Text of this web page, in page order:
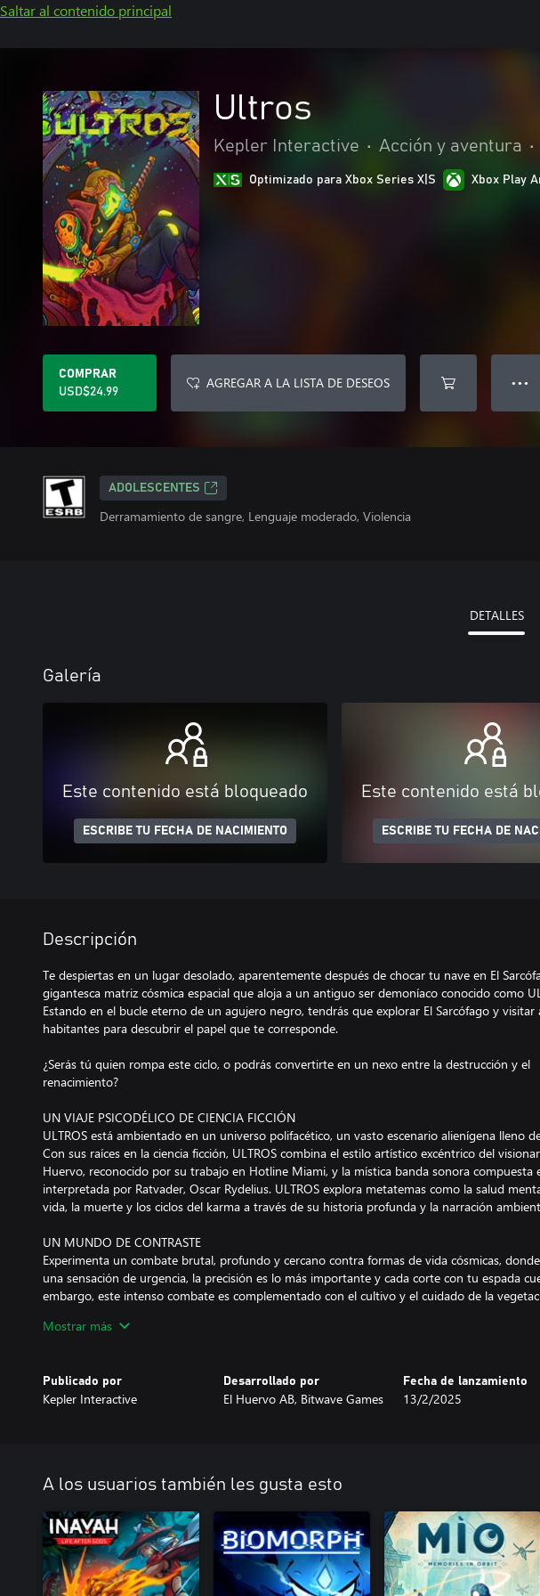
Saltar al contenido principal
Ultros
Kepler Interactive • Acción y aventura •
Optimizado para Xbox Series X|S Xbox Play
COMPRAR
USD$24.99
AGREGAR A LA LISTA DE DESEOS ● ● ●
ADOLESCENTES
Derramamiento de sangre, Lenguaje moderado, Violencia
DETALLES
Galería
Este contenido está bloqueado
ESCRIBE TU FECHA DE NACIMIENTO
Este contenido está
ESCRIBE TU FECHA DE
Descripción
Te despiertas en un lugar desolado, aparentemente después de chocar tu nave en El
gigantesca matriz cósmica espacial que aloja a un antiguo ser demoníaco conocido como
Estando en el bucle eterno de un agujero negro, tendrás que explorar El Sarcófago y visitar
habitantes para descubrir el papel que te corresponde.
¿Serás tú quien rompa este ciclo, o podrás convertirte en un nexo entre la destrucción y el
renacimiento?
UN VIAJE PSICODÉLICO DE CIENCIA FICCIÓN
ULTROS está ambientado en un universo polifacético, un vasto escenario alienígena lleno
Con sus raíces en la ciencia ficción, ULTROS combina el estilo artístico excéntrico del
Huervo, reconocido por su trabajo en Hotline Miami, y la mística banda sonora compuesta
interpretada por Ratvader, Oscar Rydelius. ULTROS explora metatemas como la salud
vida, la muerte y los ciclos del karma a través de su historia profunda y la narración
UN MUNDO DE CONTRASTE
Experimenta un combate brutal, profundo y cercano contra formas de vida cósmicas,
una sensación de urgencia, la precisión es lo más importante y cada corte con tu espada
embargo, este intenso combate es complementado con el cultivo y el cuidado de la
más profundo a senderos oscuros.
El valioso mundo de ULTROS esconde muchos secretos para aquellos lo suficientemente
osados como para buscarlos. Una mecánica exclusiva basada en bucles te permitirá volver
ULTROS. Cada bucle te acerca más a la verdad...
Mostrar más
Publicado por
Kepler Interactive
Desarrollado por
El Huervo AB, Bitwave Games
Fecha de lanzamiento
13/2/2025
A los usuarios también les gusta esto